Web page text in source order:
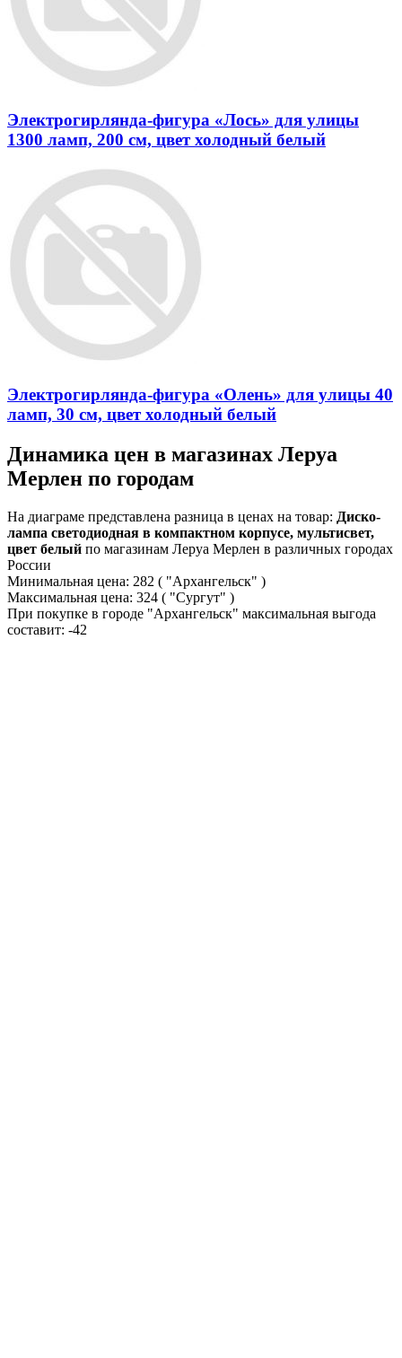
Электрогирлянда-фигура «Лось» для улицы
1300 ламп, 200 см, цвет холодный белый
Электрогирлянда-фигура «Олень» для улицы 40
ламп, 30 см, цвет холодный белый
Динамика цен в магазинах Леруа
Мерлен по городам
На диаграме представлена разница в ценах на товар: Диско-
лампа светодиодная в компактном корпусе, мультисвет,
цвет белый по магазинам Леруа Мерлен в различных городах
России
Минимальная цена: 282 ( "Архангельск" )
Максимальная цена: 324 ( "Сургут" )
При покупке в городе "Архангельск" максимальная выгода
составит: -42